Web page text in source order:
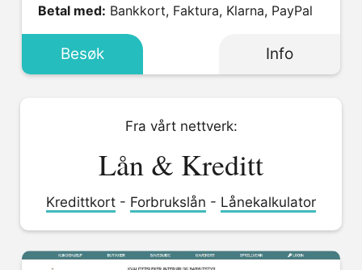
Betal med: Bankkort, Faktura, Klarna, PayPal
Besøk Info
Fra vårt nettverk:
Lån & Kreditt
Kredittkort - Forbrukslån - Lånekalkulator